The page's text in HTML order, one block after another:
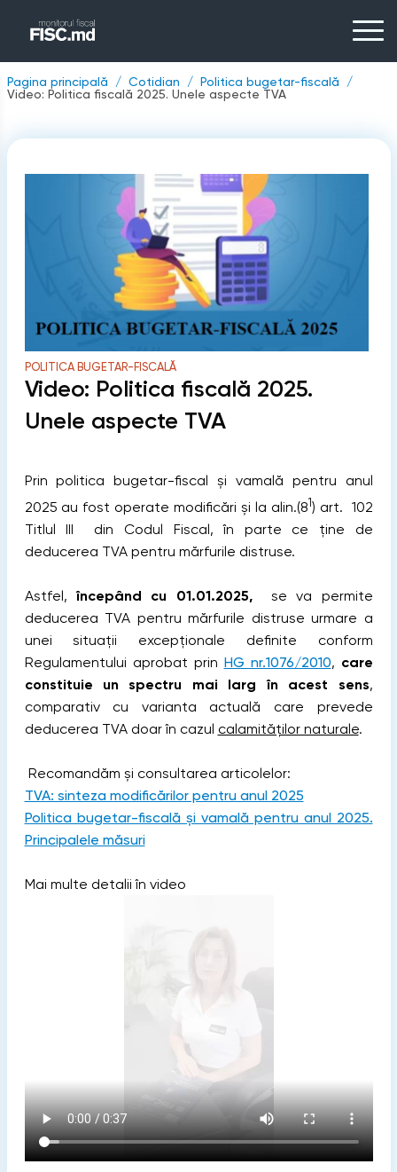
Pagina principală Cotidian
Politica bugetar-fiscală
Video: Politica fiscală 2025. Unele aspecte TVA
POLITICA BUGETAR-FISCALĂ
Video: Politica fiscală 2025.
Unele aspecte TVA
Prin politica bugetar-fiscal și vamală pentru anul
2025 au fost operate modificări și la alin.(81) art. 102
Titlul III din Codul Fiscal, în parte ce ține de
deducerea TVA pentru mărfurile distruse.
Astfel,începând cu 01.01.2025,
se va permite
deducerea TVA pentru mărfurile distruse urmare a
unei situații excepționale definite conform
Regulamentului aprobat prin HG nr.1076/2010, care
constituie un spectru mai larg în acest sens,
comparativ cu varianta actuală care prevede
deducerea TVA doar în cazul calamităţilor naturale.
Recomandăm și consultarea articolelor:
TVA: sinteza modificărilor pentru anul 2025
Politica bugetar-fiscală și vamală pentru anul 2025.
Principalele măsuri
Mai multe detalii în video